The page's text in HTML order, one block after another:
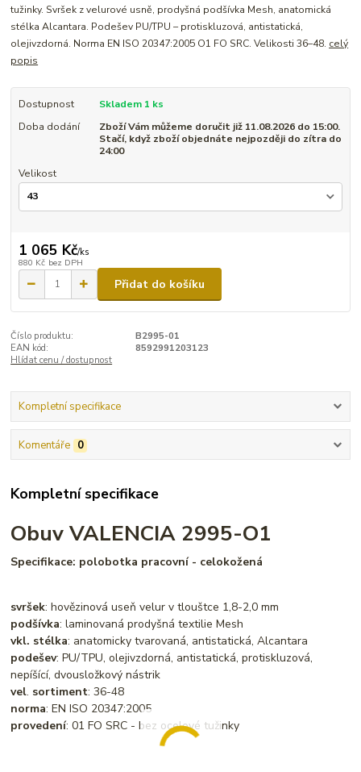
tužinky. Svršek z velurové usně, prodyšná podšívka Mesh, anatomická
stélka Alcantara. Podešev PU/TPU – protiskluzová, antistatická,
olejivzdorná. Norma EN ISO 20347:2005 O1 FO SRC. Velikosti 36–48. celý
popis
Dostupnost
Skladem 1 ks
Doba dodání
Zboží Vám můžeme doručit již 11.08.2026 do 15:00.
Stačí, když zboží objednáte nejpozději do zítra do
24:00
Velikost
1 065 Kč/ks
880 Kč bez DPH
Přidat do košíku
Číslo produktu:
B2995-01
EAN kód:
8592991203123
Hlídat cenu / dostupnost
Kompletní specifikace
Komentáře 0
Kompletní specifikace
Obuv VALENCIA 2995-O1
Specifikace: polobotka pracovní - celokožená
svršek: hovězinová useň velur v tlouštce 1,8-2,0 mm
podšívka: laminovaná prodyšná textilie Mesh
vkl. stélka: anatomicky tvarovaná, antistatická, Alcantara
podešev: PU/TPU, olejivzdorná, antistatická, protiskluzová,
nepíšící, dvousložkový nástrik
vel. sortiment: 36-48
norma: EN ISO 20347:2005
provedení: 01 FO SRC - bez ocelové tužinky